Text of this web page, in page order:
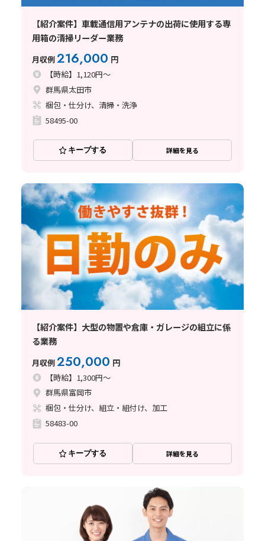
【紹介案件】車載通信用アンテナの出荷に使用する専
用箱の清掃リーダー業務
月収例216,000 円
【時給】1,120円～
群馬県太田市
梱包・仕分け、清掃・洗浄
58495-00
キープする 詳細を見る
【紹介案件】大型の物置や倉庫・ガレージの組立に係
る業務
月収例250,000 円
【時給】1,300円～
群馬県富岡市
梱包・仕分け、組立・組付け、加工
58483-00
キープする 詳細を見る